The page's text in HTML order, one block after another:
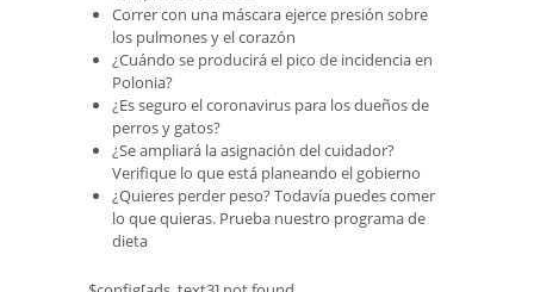
Correr con una máscara ejerce presión sobre
los pulmones y el corazón
¿Cuándo se producirá el pico de incidencia en
Polonia?
¿Es seguro el coronavirus para los dueños de
perros y gatos?
¿Se ampliará la asignación del cuidador?
Verifique lo que está planeando el gobierno
¿Quieres perder peso? Todavía puedes comer
lo que quieras. Prueba nuestro programa de
dieta